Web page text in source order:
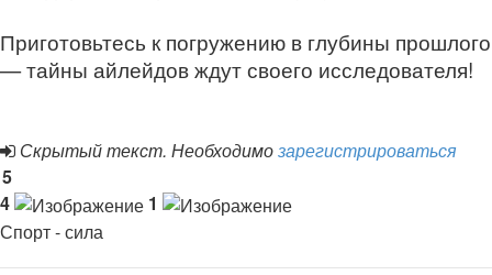
Приготовьтесь к погружению в глубины прошлого
— тайны айлейдов ждут своего исследователя!
Скрытый текст. Необходимозарегистрироваться
5
4
1
Спорт - сила